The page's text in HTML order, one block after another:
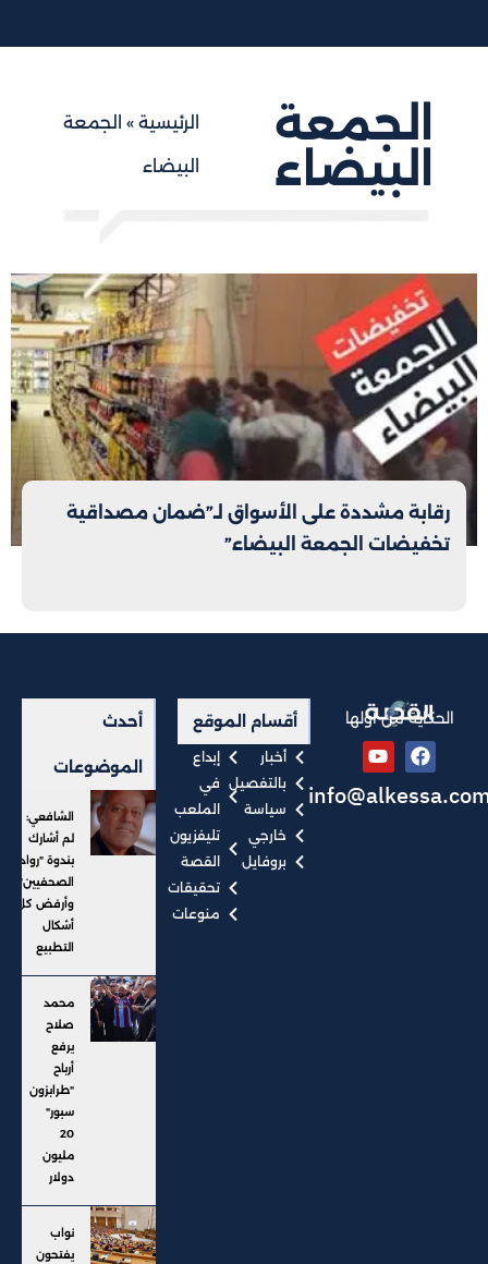
الجمعة
البيضاء
الرئيسية» الجمعة
البيضاء
رقابة مشددة على الأسواق لـ”ضمان مصداقية
تخفيضات الجمعة البيضاء”
الحكاية من أولها أقسام الموقع
أخبار
بالتفصيل
سياسة
خارجي
بروفايل
إبداع
في
الملعب
تليفزيون
القصة
تحقيقات
منوعات
أحدث
الموضوعات
الشافعي:
لم أشارك
بندوة "رواد
الصحفيين"..
وأرفض كل
أشكال
التطبيع
محمد
صلاح
يرفع
أرباح
"طرابزون
سبور"
20
مليون
دولار
نواب
يفتحون